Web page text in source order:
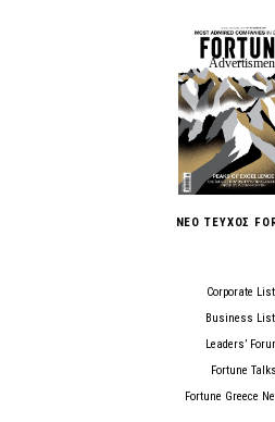
ΝΕΟ ΤΕΥΧΟΣ
Corporate
Business
Leaders’
Fortune Talks
Fortune Greece